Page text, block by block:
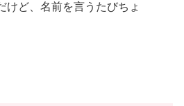
けど、名前を言うたびちょ